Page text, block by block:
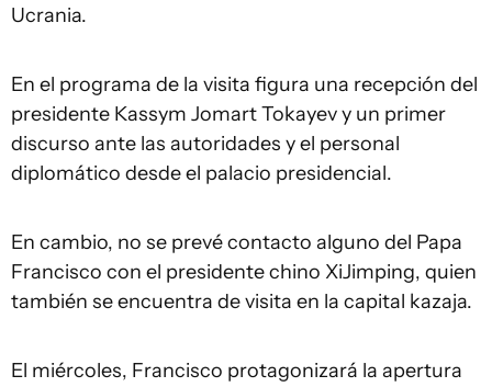
Ucrania.
En el programa de la visita figura una recepción del
presidente Kassym Jomart Tokayev y un primer
discurso ante las autoridades y el personal
diplomático desde el palacio presidencial.
En cambio, no se prevé contacto alguno del Papa
Francisco con el presidente chino XiJimping, quien
también se encuentra de visita en la capital kazaja.
El miércoles, Francisco protagonizará la apertura